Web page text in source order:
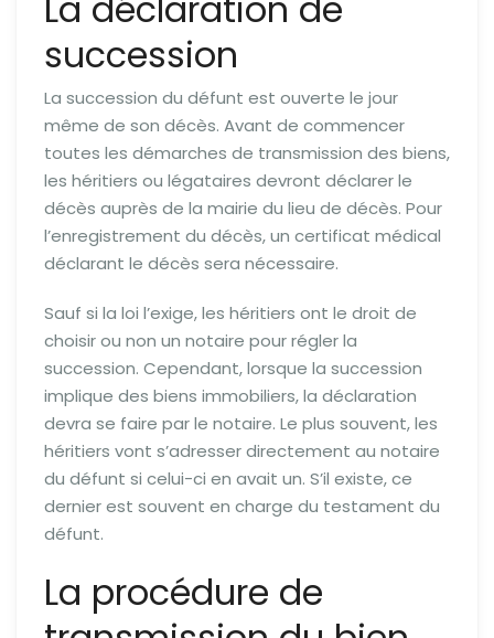
succession
La succession du défunt est ouverte le jour
même de son décès. Avant de commencer
toutes les démarches de transmission des biens,
les héritiers ou légataires devront déclarer le
décès auprès de la mairie du lieu de décès. Pour
l’enregistrement du décès, un certificat médical
déclarant le décès sera nécessaire.
Sauf si la loi l’exige, les héritiers ont le droit de
choisir ou non un notaire pour régler la
succession. Cependant, lorsque la succession
implique des biens immobiliers, la déclaration
devra se faire par le notaire. Le plus souvent, les
héritiers vont s’adresser directement au notaire
du défunt si celui-ci en avait un. S’il existe, ce
dernier est souvent en charge du testament du
défunt.
La procédure de